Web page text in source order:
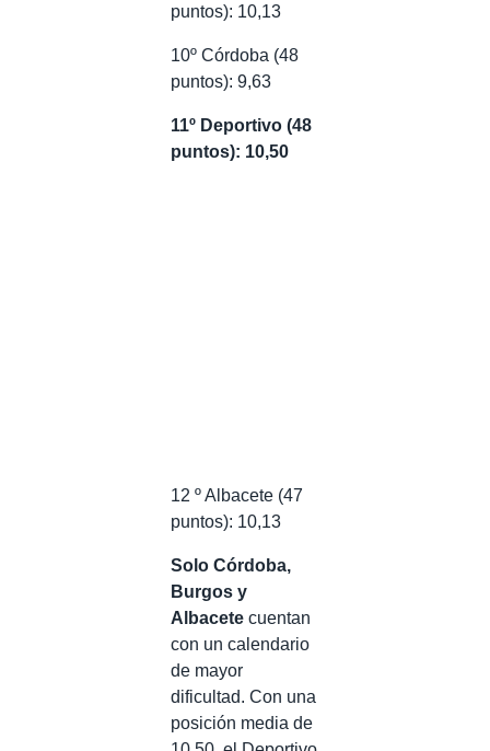
puntos): 10,13
10º Córdoba (48
puntos): 9,63
11º Deportivo (48
puntos): 10,50
12 º Albacete (47
puntos): 10,13
Solo Córdoba,
Burgos y
Albacete cuentan
con un calendario
de mayor
dificultad. Con una
posición media de